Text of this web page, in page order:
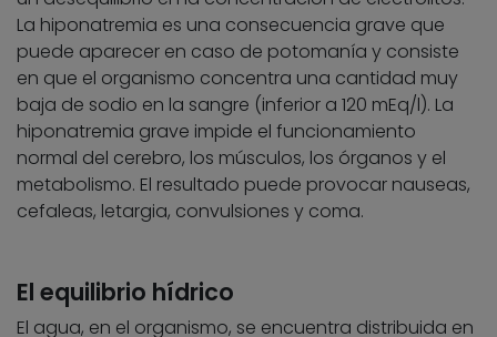
La hiponatremia es una consecuencia grave que
puede aparecer en caso de potomanía y consiste
en que el organismo concentra una cantidad muy
baja de sodio en la sangre (inferior a 120 mEq/l). La
hiponatremia grave impide el funcionamiento
normal del cerebro, los músculos, los órganos y el
metabolismo. El resultado puede provocar nauseas,
cefaleas, letargia, convulsiones y coma.
El equilibrio hídrico
El agua, en el organismo, se encuentra distribuida en